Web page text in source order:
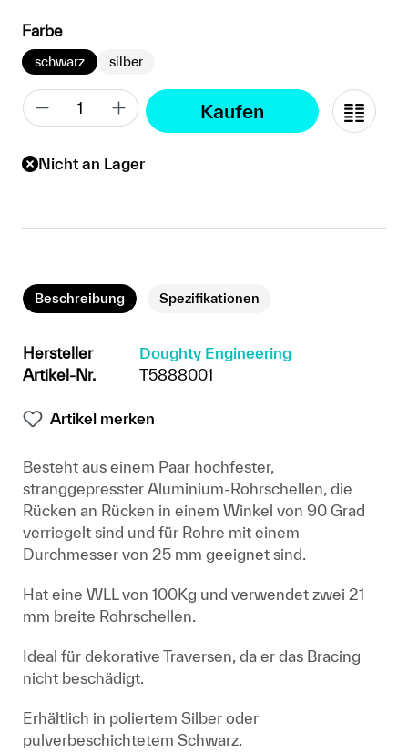
Farbeauswählen
schwarz silber
Kaufen
Nicht an Lager
Beschreibung Spezifikationen
Hersteller
Doughty Engineering
Artikel-Nr.
T5888001
Artikel merken
Besteht aus einem Paar hochfester,
stranggepresster Aluminium-Rohrschellen, die
Rücken an Rücken in einem Winkel von 90 Grad
verriegelt sind und für Rohre mit einem
Durchmesser von 25 mm geeignet sind.
Hat eine WLL von 100Kg und verwendet zwei 21
mm breite Rohrschellen.
Ideal für dekorative Traversen, da er das Bracing
nicht beschädigt.
Erhältlich in poliertem Silber oder
pulverbeschichtetem Schwarz.